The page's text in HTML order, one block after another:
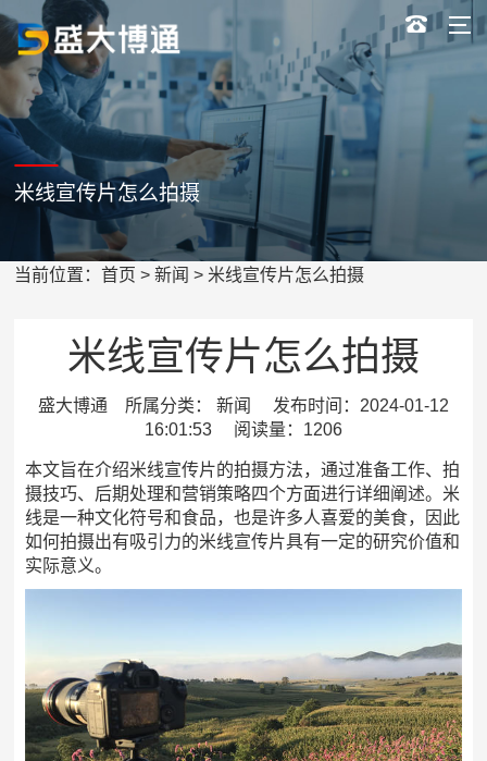
米线宣传片怎么拍摄
当前位置：首页 >新闻 > 米线宣传片怎么拍摄
米线宣传片怎么拍摄
盛大博通 所属分类： 新闻 发布时间：2024-01-12
16:01:53 阅读量：1206
本文旨在介绍米线宣传片的拍摄方法，通过准备工作、拍
摄技巧、后期处理和营销策略四个方面进行详细阐述。米
线是一种文化符号和食品，也是许多人喜爱的美食，因此
如何拍摄出有吸引力的米线宣传片具有一定的研究价值和
实际意义。